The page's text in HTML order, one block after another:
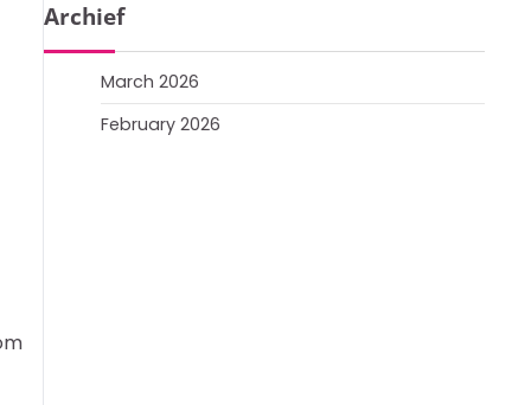
Archief
March 2026
February 2026